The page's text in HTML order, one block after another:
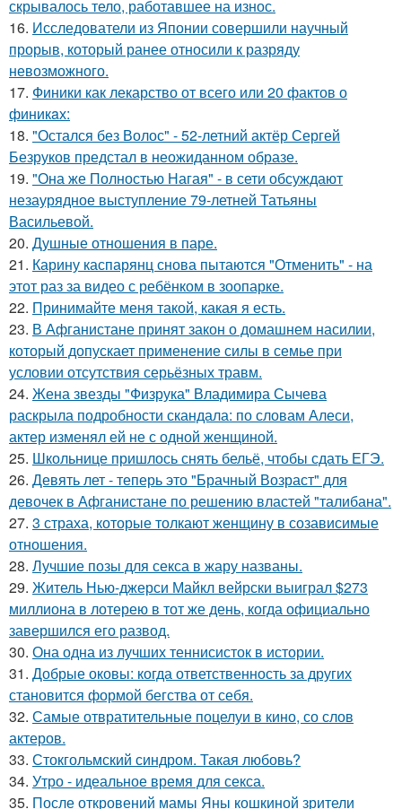
скрывалось тело, работавшее на износ.
16. Исследователи из Японии совершили научный
прорыв, который ранее относили к разряду
невозможного.
17. Финики как лекарство от всего или 20 фактов о
финикaх:
18. "Остался без Волос" - 52-летний актёр Сергей
Безруков предстал в неожиданном образе.
19. "Она же Полностью Нагая" - в сети обсуждают
незаурядное выступление 79-летней Татьяны
Васильевой.
20. Душные отношения в паре.
21. Карину каспарянц снова пытаются "Отменить" - на
этот раз за видео с ребёнком в зоопарке.
22. Принимайте меня такой, какая я есть.
23. В Афганистане принят закон о домашнем насилии,
который допускает применение силы в семье при
условии отсутствия серьёзных травм.
24. Жена звезды "Физрука" Владимира Сычева
раскрыла подробности скандала: по словам Алеси,
актер изменял ей не с одной женщиной.
25. Школьнице пришлось снять бельё, чтобы сдать ЕГЭ.
26. Девять лет - теперь это "Брачный Возраст" для
девочек в Афганистане по решению властей "талибана".
27. 3 страха, которые толкают женщину в созависимые
отношения.
28. Лучшие позы для секса в жару названы.
29. Житель Нью-джерси Майкл вейрски выиграл $273
миллиона в лотерею в тот же день, когда официально
завершился его развод.
30. Она одна из лучших теннисисток в истории.
31. Добрые оковы: когда ответственность за других
становится формой бегства от себя.
32. Самые отвратительные поцелуи в кино, со слов
актеров.
33. Стокгольмский синдром. Такая любовь?
34. Утро - идеальное время для секса.
35. После откровений мамы Яны кошкиной зрители